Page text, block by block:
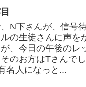
N下さんが、信号
の生徒さんに声を
、今日の午後のレ
のお方はTさんで
名人になっと...